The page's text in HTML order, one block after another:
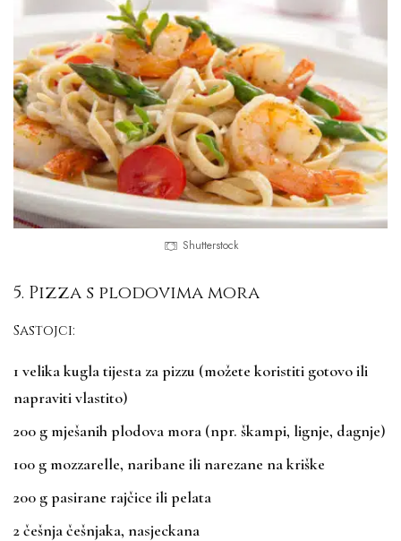
Shutterstock
5. Pizza s plodovima mora
Sastojci:
1 velika kugla tijesta za pizzu (možete koristiti gotovo ili
napraviti vlastito)
200 g mješanih plodova mora (npr. škampi, lignje, dagnje)
100 g mozzarelle, naribane ili narezane na kriške
200 g pasirane rajčice ili pelata
2 češnja češnjaka, nasjeckana